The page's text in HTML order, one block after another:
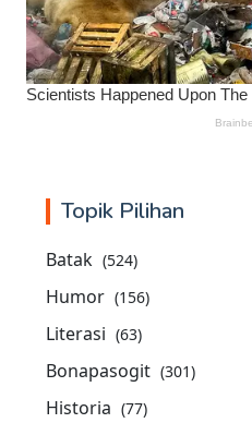
Topik Pilihan
Batak (524)
Humor (156)
Literasi (63)
Bonapasogit (301)
Historia (77)